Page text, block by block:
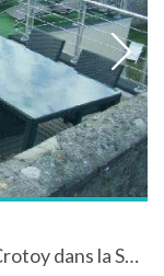
Appartement de grand standing au Crotoy dans la Somme en Picardie